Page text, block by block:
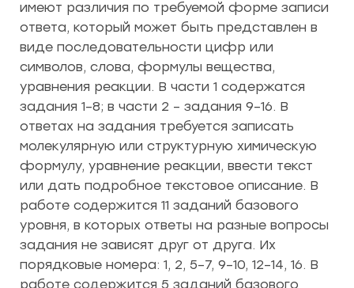
имеют различия по требуемой форме записи
ответа, который может быть представлен в
виде последовательности цифр или
символов, слова, формулы вещества,
уравнения реакции. В части 1 содержатся
задания 1–8; в части 2 – задания 9–16. В
ответах на задания требуется записать
молекулярную или структурную химическую
формулу, уравнение реакции, ввести текст
или дать подробное текстовое описание. В
работе содержится 11 заданий базового
уровня, в которых ответы на разные вопросы
задания не зависят друг от друга. Их
порядковые номера: 1, 2, 5–7, 9–10, 12–14, 16. В
работе содержится 5 заданий базового